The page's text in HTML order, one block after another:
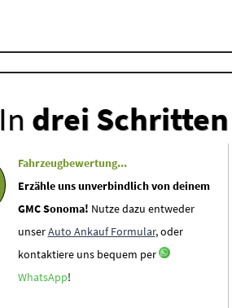
In drei Schritten
Fahrzeugbewertung...
Erzähle uns unverbindlich von deinem
GMC Sonoma! Nutze dazu entweder
unserAuto Ankauf Formular, oder
kontaktiere uns bequem per
WhatsApp!